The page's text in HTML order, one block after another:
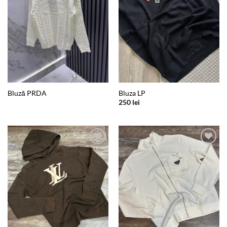
Bluză PRDA
Bluza LP
250 lei
Add to
wishlist
Add to
wishlist